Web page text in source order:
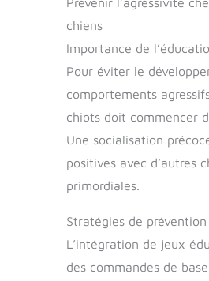
chiens
Importance de
Pour éviter le
comportements
chiots doit commencer
Une socialisation
positives avec d’autres
primordiales.
Stratégies de prévention
L’intégration de jeux
des commandes de